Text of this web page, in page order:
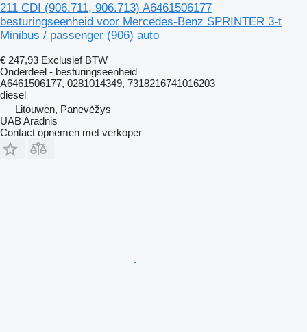
211 CDI (906.711, 906.713) A6461506177
besturingseenheid voor Mercedes-Benz SPRINTER 3-t
Minibus / passenger (906) auto
€ 247,93 Exclusief BTW
Onderdeel - besturingseenheid
A6461506177, 0281014349, 7318216741016203
diesel
Litouwen, Panevėžys
UAB Aradnis
Contact opnemen met verkoper